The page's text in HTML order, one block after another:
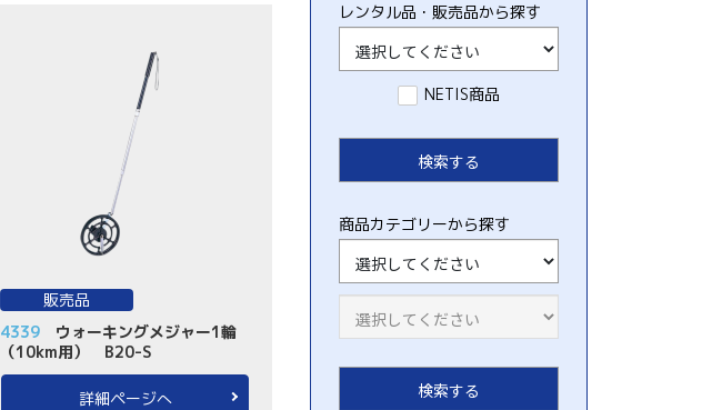
販売品
4339
ウォーキングメジャー1輪
（10km用） B20-S
詳細ページへ
レンタル品・販売品から探す
NETIS商品
商品カテゴリーから探す